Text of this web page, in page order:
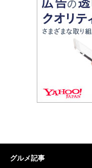
グルメ記事